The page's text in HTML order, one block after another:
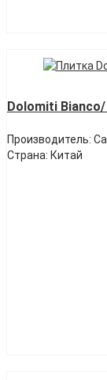
Dolomiti
Производитель:
Страна: Китай